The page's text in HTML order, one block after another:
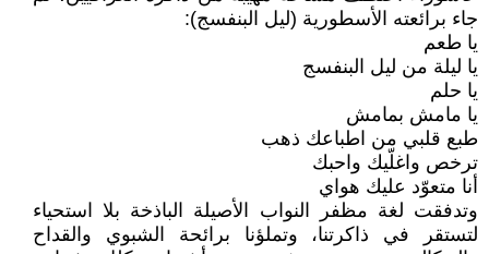
جاء برائعته الأسطورية (ليل البنفسج):
يا طعم
يا ليلة من ليل البنفسج
يا حلم
يا مامش بمامش
طبع قلبي من اطباعك ذهب
ترخص واغلّيك واحبك
أنا متعوّد عليك هواي
وتدفقت لغة مظفر النواب الأصيلة الباذخة بلا استحياء
لتستقر في ذاكرتنا، وتملؤنا برائحة الشبوي والقداح